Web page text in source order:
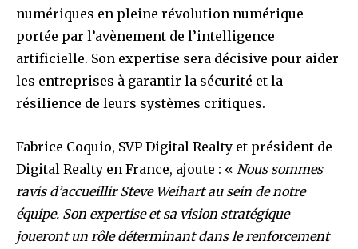
numériques en pleine révolution numérique
portée par l’avènement de l’intelligence
artificielle. Son expertise sera décisive pour aider
les entreprises à garantir la sécurité et la
résilience de leurs systèmes critiques.
Fabrice Coquio, SVP Digital Realty et président de
Digital Realty en France, ajoute : « Nous sommes
ravis d’accueillir Steve Weihart au sein de notre
équipe. Son expertise et sa vision stratégique
joueront un rôle déterminant dans le renforcement